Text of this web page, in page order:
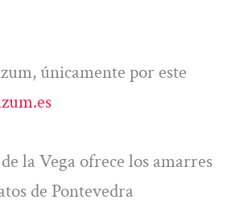
únicamente por este
la Vega ofrece los amarres
de Pontevedra